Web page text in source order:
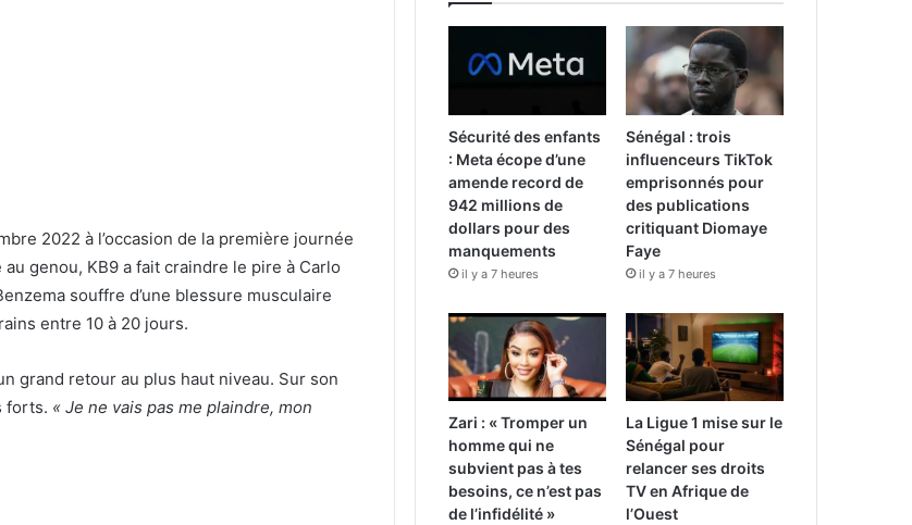
2022 à l’occasion de la première journée
genou, KB9 a fait craindre le pire à Carlo
souffre d’une blessure musculaire
entre 10 à 20 jours.
grand retour au plus haut niveau. Sur son
forts. « Je ne vais pas me plaindre, mon
Sécurité des enfants
: Meta écope d’une
amende record de
942 millions de
dollars pour des
manquements
il y a 7 heures
Sénégal : trois
influenceurs TikTok
emprisonnés pour
des publications
critiquant Diomaye
Faye
il y a 7 heures
Zari : « Tromper un
homme qui ne
subvient pas à tes
besoins, ce n’est pas
de l’infidélité »
La Ligue 1 mise sur le
Sénégal pour
relancer ses droits
TV en Afrique de
l’Ouest